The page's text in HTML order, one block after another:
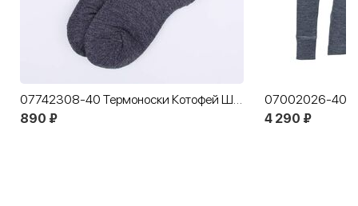
07742308-40 Термоноски Котофей Шерсть темно-серый
890 ₽
4 290 ₽